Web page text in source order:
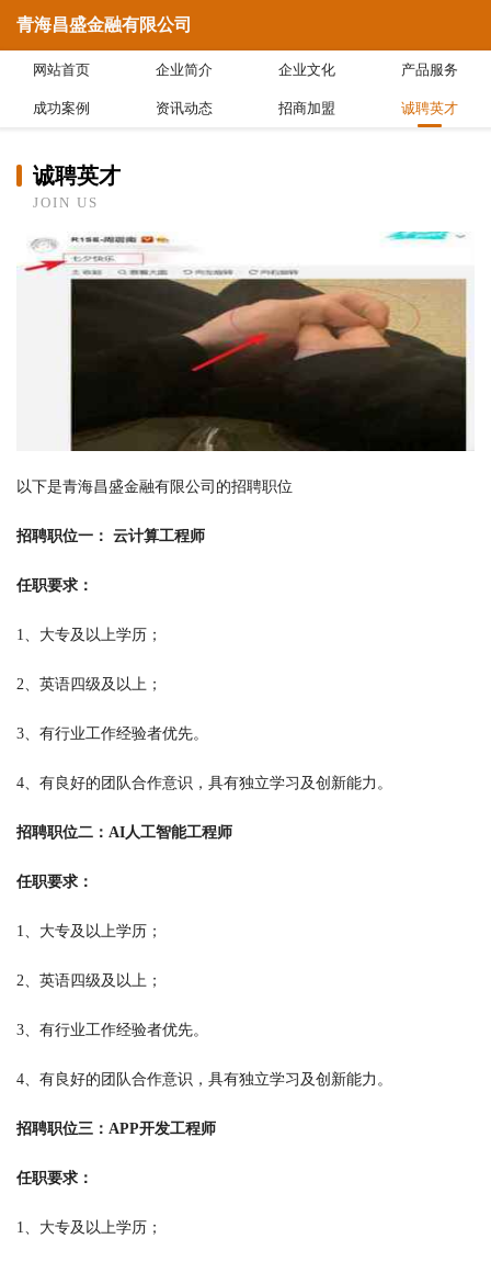
青海昌盛金融有限公司
网站首页 企业简介 企业文化 产品服务
成功案例 资讯动态 招商加盟 诚聘英才
诚聘英才
JOIN US
以下是青海昌盛金融有限公司的招聘职位
招聘职位一： 云计算工程师
任职要求：
1、大专及以上学历；
2、英语四级及以上；
3、有行业工作经验者优先。
4、有良好的团队合作意识，具有独立学习及创新能力。
招聘职位二：AI人工智能工程师
任职要求：
1、大专及以上学历；
2、英语四级及以上；
3、有行业工作经验者优先。
4、有良好的团队合作意识，具有独立学习及创新能力。
招聘职位三：APP开发工程师
任职要求：
1、大专及以上学历；